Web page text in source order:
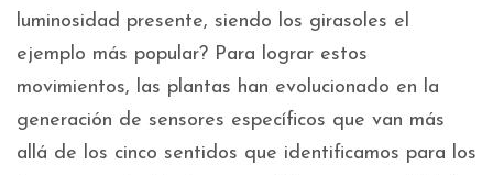
luminosidad presente, siendo los girasoles el
ejemplo más popular? Para lograr estos
movimientos, las plantas han evolucionado en la
generación de sensores específicos que van más
allá de los cinco sentidos que identificamos para los